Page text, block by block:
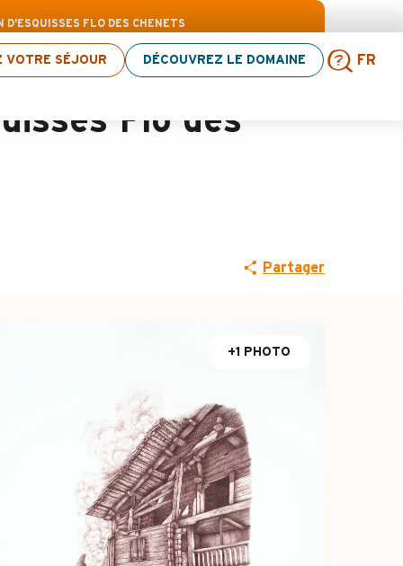
VOTRE SÉJOUR DÉCOUVREZ LE DOMAINE FR
d’activités ! > cliquez ici
D'ESQUISSES FLO DES CHENETS
Flo des
Partager
+1 PHOTO